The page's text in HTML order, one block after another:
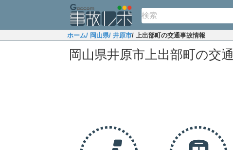
ホーム/ 岡山県/ 井原市/ 上出部町の交通事故情報
岡山県井原市上出部町の交